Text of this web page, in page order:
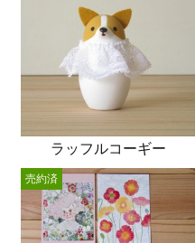
ラッフルコーギー
売約済